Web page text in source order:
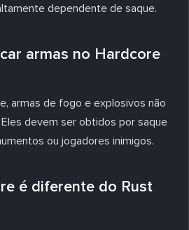
dependente de saque.
armas no Hardcore
armas de fogo e explosivos não
devem ser obtidos por saque
ou jogadores inimigos.
é diferente do Rust